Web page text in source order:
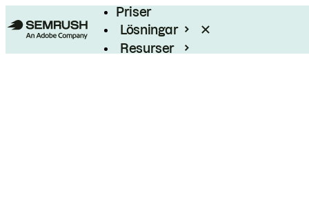
Priser
Lösningar
Resurser